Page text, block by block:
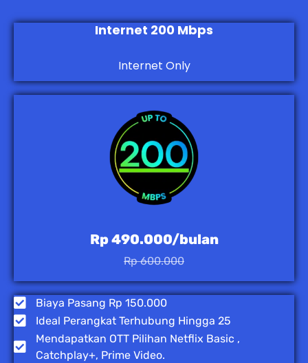
Internet 200 Mbps
Internet Only
Rp 490.000/bulan
Rp 600.000
Biaya Pasang Rp 150.000
Ideal Perangkat Terhubung Hingga 25
Mendapatkan OTT Pilihan Netflix Basic ,
Catchplay+, Prime Video.